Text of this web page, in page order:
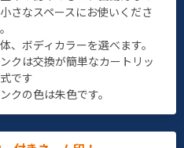
さなスペースにお使いくださ
、ボディカラーを選べます。
クは交換が簡単なカートリッ
です
クの色は朱色です。